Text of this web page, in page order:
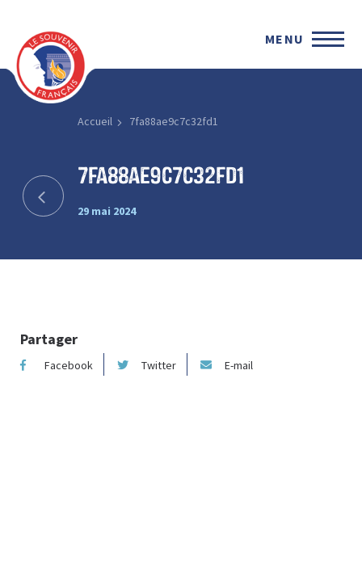
MENU
Accueil 7fa88ae9c7c32fd1
7fa88ae9c7c32fd1
29 mai 2024
Partager
Facebook Twitter E-mail